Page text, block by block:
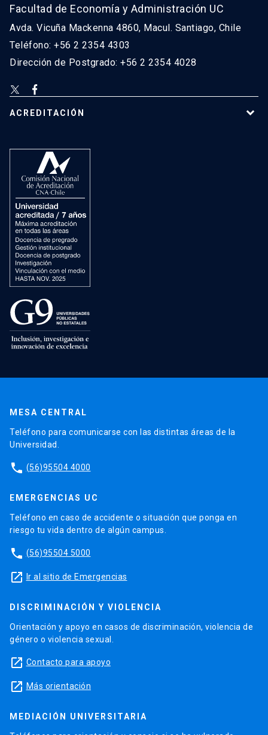
Facultad de Economía y Administración UC
Avda. Vicuña Mackenna 4860, Macul. Santiago, Chile
Teléfono: +56 2 2354 4303
Dirección de Postgrado: +56 2 2354 4028
ACREDITACIÓN
MESA CENTRAL
Teléfono para comunicarse con las distintas áreas de la
Universidad.
phone (56)95504 4000
EMERGENCIAS UC
Teléfono en caso de accidente o situación que ponga en
riesgo tu vida dentro de algún campus.
phone (56)95504 5000
launch Ir al sitio de Emergencias
DISCRIMINACIÓN Y VIOLENCIA
Orientación y apoyo en casos de discriminación, violencia de
género o violencia sexual.
launch Contacto para apoyo
launch Más orientación
MEDIACIÓN UNIVERSITARIA